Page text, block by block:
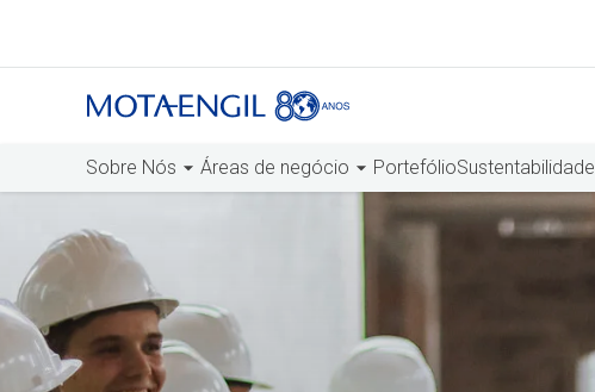
Sobre Nós Áreas de negócio PortefólioSustentabilidade